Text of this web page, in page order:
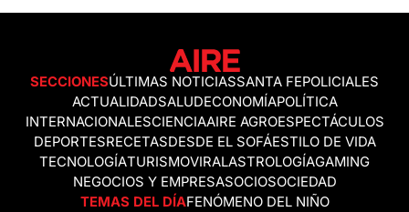
SECCIONESÚLTIMAS NOTICIASSANTA FEPOLICIALES
ACTUALIDADSALUDECONOMÍAPOLÍTICA
INTERNACIONALESCIENCIAAIRE AGROESPECTÁCULOS
DEPORTESRECETASDESDE EL SOFÁESTILO DE VIDA
TECNOLOGÍATURISMOVIRALASTROLOGÍAGAMING
NEGOCIOS Y EMPRESASOCIOSOCIEDAD
TEMAS DEL DÍAFENÓMENO DEL NIÑO